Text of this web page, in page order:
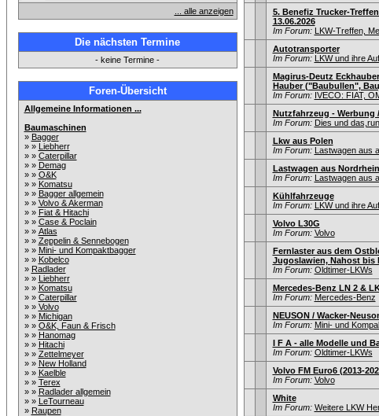
... alle anzeigen
Die nächsten Termine
- keine Termine -
Foren-Übersicht
Allgemeine Informationen ...
Baumaschinen
» Bagger
» » Liebherr
» » Caterpillar
» » Demag
» » O&K
» » Komatsu
» » Bagger allgemein
» » Volvo & Akerman
» » Fiat & Hitachi
» » Case & Poclain
» » Atlas
» » Zeppelin & Sennebogen
» » Mini- und Kompaktbagger
» » Kobelco
» Radlader
» » Liebherr
» » Komatsu
» » Caterpillar
» » Volvo
» » Michigan
» » O&K, Faun & Frisch
» » Hanomag
» » Hitachi
» » Zettelmeyer
» » New Holland
» » Kaelble
» » Terex
» » Radlader allgemein
» » LeTourneau
» Raupen
5. Benefiz Trucker-
13.06.2026
Im Forum: LKW-Treffen,
Autotransporter
Im Forum: LKW und ihre
Magirus-Deutz
Hauber ("Baubullen",
Im Forum: IVECO: FIAT,
Nutzfahrzeug - Werbung
Im Forum: Dies und
Lkw aus Polen
Im Forum: Lastwagen aus
Lastwagen aus
Im Forum: Lastwagen aus
Kühlfahrzeuge
Im Forum: LKW und ihre
Volvo L30G
Im Forum: Volvo
Fernlaster aus dem
Jugoslawien, Nahost bis
Im Forum: Oldtimer-LKWs
Mercedes-Benz LN 2 &
Im Forum: Mercedes-Benz
NEUSON / Wacker-
Im Forum: Mini- und
I F A - alle Modelle und
Im Forum: Oldtimer-LKWs
Volvo FM Euro6 (2013-
Im Forum: Volvo
White
Im Forum: Weitere LKW